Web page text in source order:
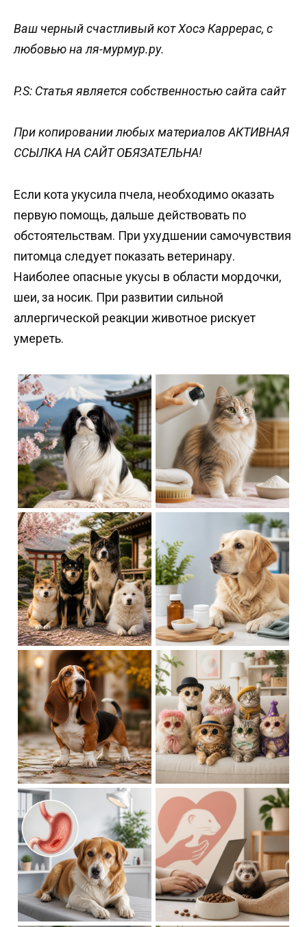
Ваш черный счастливый кот Хосэ Каррерас, с
любовью на ля-мурмур.ру.
P.S: Статья является собственностью сайта сайт
При копировании любых материалов АКТИВНАЯ
ССЫЛКА НА САЙТ ОБЯЗАТЕЛЬНА!
Если кота укусила пчела, необходимо оказать
первую помощь, дальше действовать по
обстоятельствам. При ухудшении самочувствия
питомца следует показать ветеринару.
Наиболее опасные укусы в области мордочки,
шеи, за носик. При развитии сильной
аллергической реакции животное рискует
умереть.